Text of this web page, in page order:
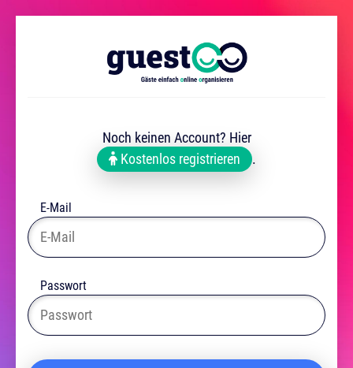
Noch keinen Account? Hier
Kostenlos registrieren
.
E-Mail
Passwort